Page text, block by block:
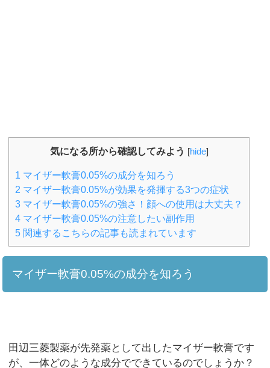
気になる所から確認してみよう [hide]
1 マイザー軟膏0.05%の成分を知ろう
2 マイザー軟膏0.05%が効果を発揮する3つの症状
3 マイザー軟膏0.05%の強さ！顔への使用は大丈夫？
4 マイザー軟膏0.05%の注意したい副作用
5 関連するこちらの記事も読まれています
マイザー軟膏0.05%の成分を知ろう
田辺三菱製薬が先発薬として出したマイザー軟膏です
が、一体どのような成分でできているのでしょうか？